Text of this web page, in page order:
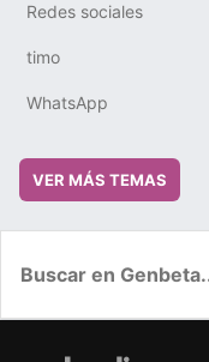
Redes sociales
timo
WhatsApp
VER MÁS TEMAS